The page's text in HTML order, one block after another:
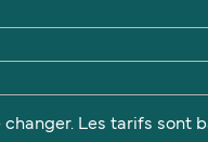
Les tarifs sont